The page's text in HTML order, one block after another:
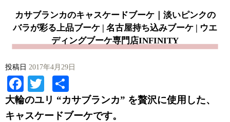
カサブランカのキャスケードブーケ｜淡いピンクの
バラが彩る上品ブーケ | 名古屋持ち込みブーケ | ウエ
ディングブーケ専門店INFINITY
投稿日 2017年4月29日
Facebook
Twitter
有
大輪のユリ “カサブランカ” を贅沢に使用した、
キャスケードブーケです。